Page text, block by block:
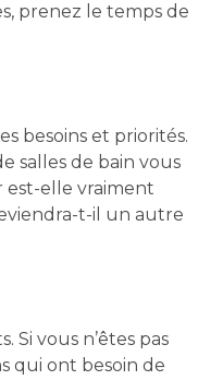
prenez le temps de
besoins et priorités.
salles de bain vous
est-elle vraiment
t-il un autre
Si vous n’êtes pas
qui ont besoin de